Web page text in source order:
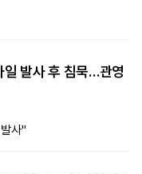
발사 후 침묵…관영
사"